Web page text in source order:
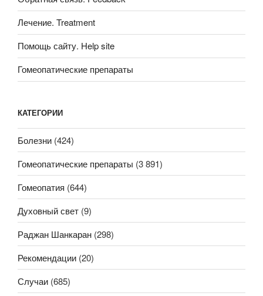
Лечение. Treatment
Помощь сайту. Help site
Гомеопатические препараты
КАТЕГОРИИ
Болезни (424)
Гомеопатические препараты (3 891)
Гомеопатия (644)
Духовный свет (9)
Раджан Шанкаран (298)
Рекомендации (20)
Случаи (685)